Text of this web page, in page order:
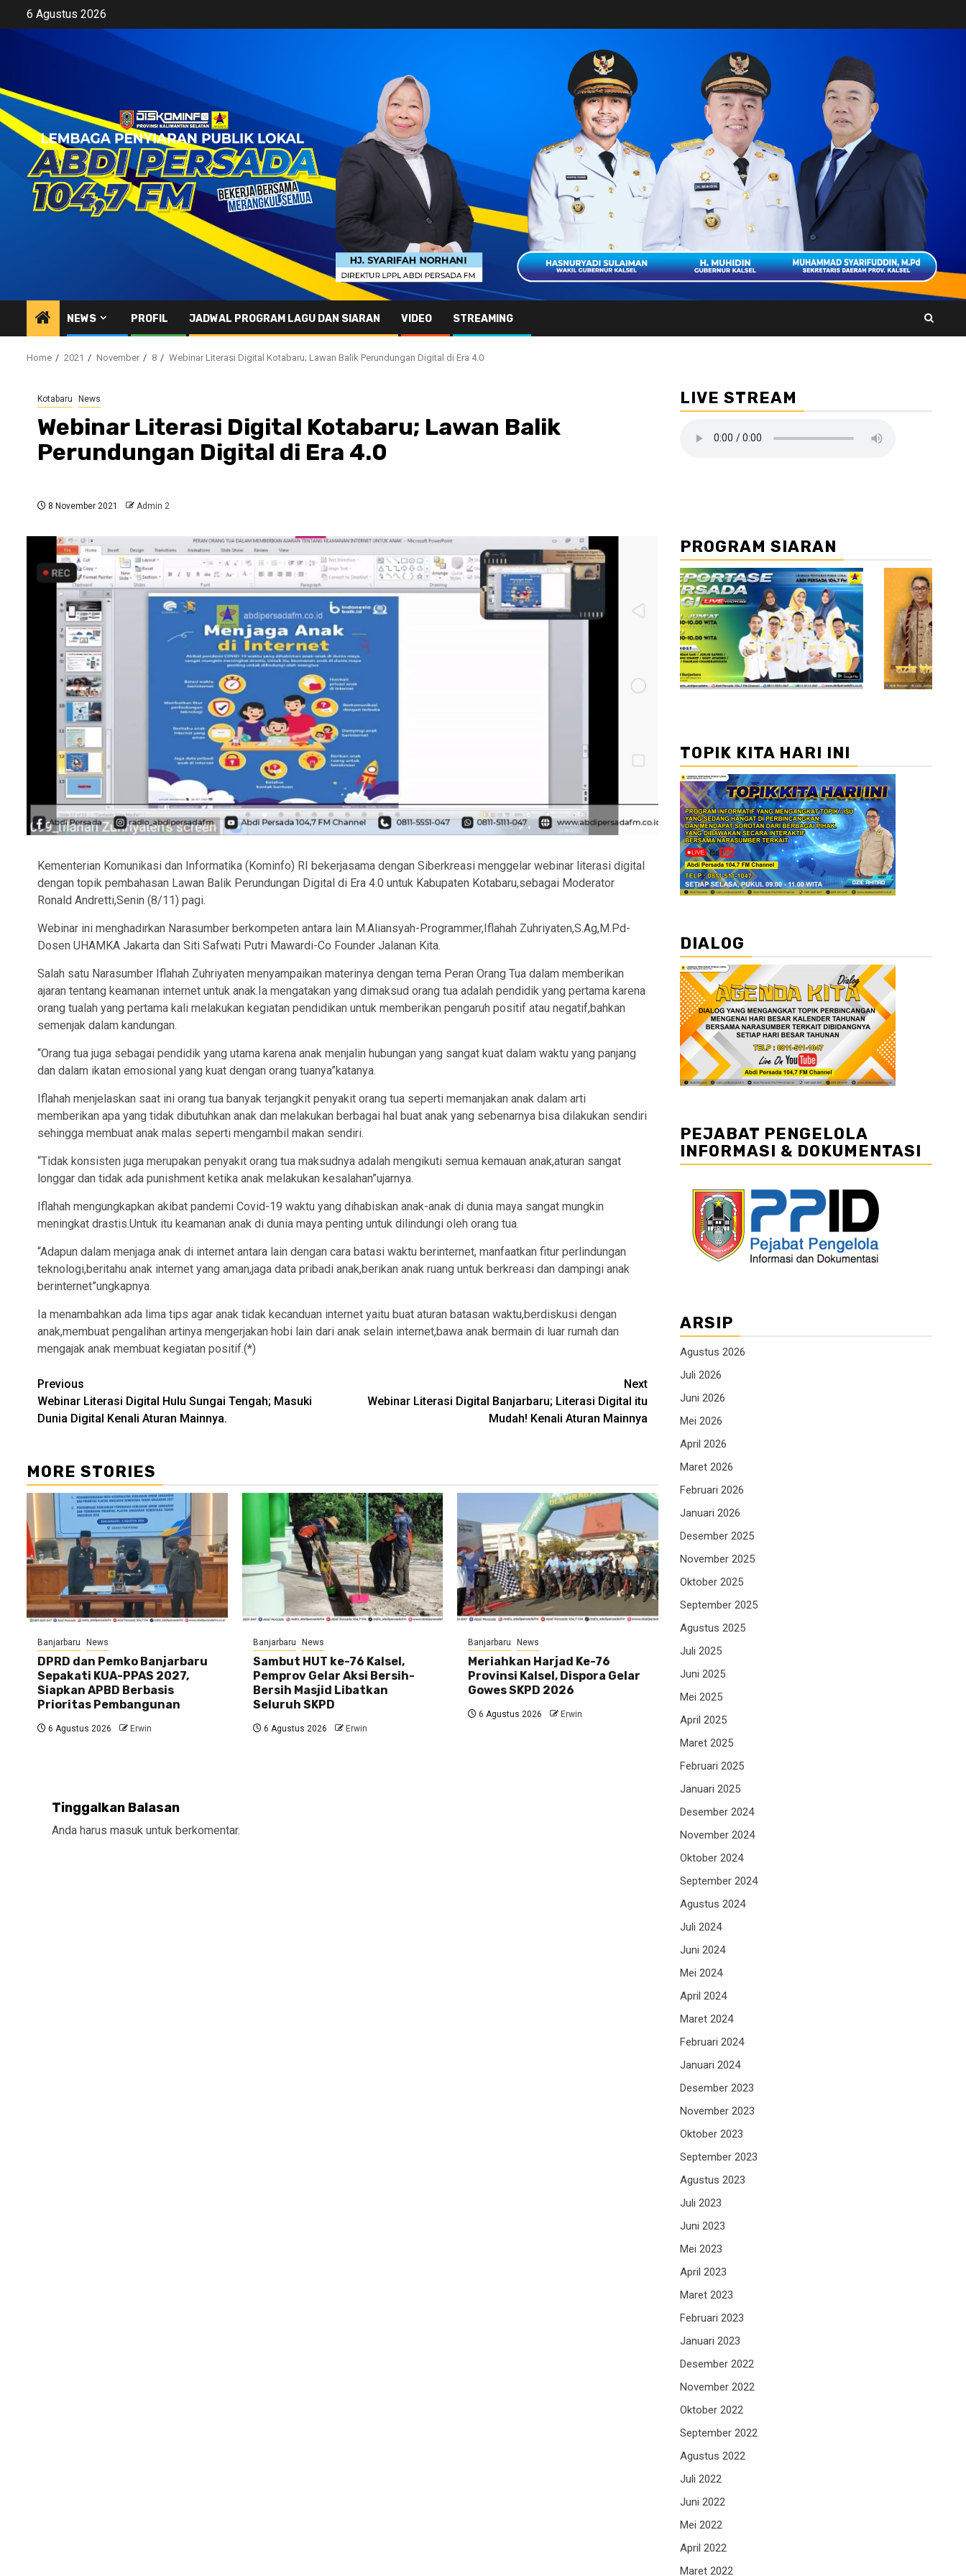
content
6 Agustus 2026
NEWS PROFIL JADWAL PROGRAM LAGU DAN SIARAN VIDEO STREAMING
Home 2021 November 8 Webinar Literasi Digital Kotabaru; Lawan Balik Perundungan Digital di Era 4.0
Kotabaru News
Webinar Literasi Digital Kotabaru; Lawan Balik
Perundungan Digital di Era 4.0
8 November 2021 Admin 2
Kementerian Komunikasi dan Informatika (Kominfo) RI bekerjasama dengan Siberkreasi menggelar webinar literasi digital
dengan topik pembahasan Lawan Balik Perundungan Digital di Era 4.0 untuk Kabupaten Kotabaru,sebagai Moderator
Ronald Andretti,Senin (8/11) pagi.
Webinar ini menghadirkan Narasumber berkompeten antara lain M.Aliansyah-Programmer,Iflahah Zuhriyaten,S.Ag,M.Pd-
Dosen UHAMKA Jakarta dan Siti Safwati Putri Mawardi-Co Founder Jalanan Kita.
Salah satu Narasumber Iflahah Zuhriyaten menyampaikan materinya dengan tema Peran Orang Tua dalam memberikan
ajaran tentang keamanan internet untuk anak.Ia mengatakan yang dimaksud orang tua adalah pendidik yang pertama karena
orang tualah yang pertama kali melakukan kegiatan pendidikan untuk memberikan pengaruh positif atau negatif,bahkan
semenjak dalam kandungan.
“Orang tua juga sebagai pendidik yang utama karena anak menjalin hubungan yang sangat kuat dalam waktu yang panjang
dan dalam ikatan emosional yang kuat dengan orang tuanya”katanya.
Iflahah menjelaskan saat ini orang tua banyak terjangkit penyakit orang tua seperti memanjakan anak dalam arti
memberikan apa yang tidak dibutuhkan anak dan melakukan berbagai hal buat anak yang sebenarnya bisa dilakukan sendiri
sehingga membuat anak malas seperti mengambil makan sendiri.
“Tidak konsisten juga merupakan penyakit orang tua maksudnya adalah mengikuti semua kemauan anak,aturan sangat
longgar dan tidak ada punishment ketika anak melakukan kesalahan”ujarnya.
Iflahah mengungkapkan akibat pandemi Covid-19 waktu yang dihabiskan anak-anak di dunia maya sangat mungkin
meningkat drastis.Untuk itu keamanan anak di dunia maya penting untuk dilindungi oleh orang tua.
“Adapun dalam menjaga anak di internet antara lain dengan cara batasi waktu berinternet, manfaatkan fitur perlindungan
teknologi,beritahu anak internet yang aman,jaga data pribadi anak,berikan anak ruang untuk berkreasi dan dampingi anak
berinternet”ungkapnya.
Ia menambahkan ada lima tips agar anak tidak kecanduan internet yaitu buat aturan batasan waktu,berdiskusi dengan
anak,membuat pengalihan artinya mengerjakan hobi lain dari anak selain internet,bawa anak bermain di luar rumah dan
mengajak anak membuat kegiatan positif.(*)
Continue
Reading
Previous
Webinar Literasi Digital Hulu Sungai Tengah; Masuki
Dunia Digital Kenali Aturan Mainnya.
Next
Webinar Literasi Digital Banjarbaru; Literasi Digital itu
Mudah! Kenali Aturan Mainnya
MORE STORIES
Banjarbaru News
DPRD dan Pemko Banjarbaru
Sepakati KUA-PPAS 2027,
Siapkan APBD Berbasis
Prioritas Pembangunan
6 Agustus 2026 Erwin
Banjarbaru News
Sambut HUT ke-76 Kalsel,
Pemprov Gelar Aksi Bersih-
Bersih Masjid Libatkan
Seluruh SKPD
6 Agustus 2026 Erwin
Banjarbaru News
Meriahkan Harjad Ke-76
Provinsi Kalsel, Dispora Gelar
Gowes SKPD 2026
6 Agustus 2026 Erwin
Tinggalkan Balasan
Anda harus masuk untuk berkomentar.
LIVE STREAM
PROGRAM SIARAN
//2
TOPIK KITA HARI INI
DIALOG
PEJABAT PENGELOLA
INFORMASI & DOKUMENTASI
ARSIP
Agustus 2026
Juli 2026
Juni 2026
Mei 2026
April 2026
Maret 2026
Februari 2026
Januari 2026
Desember 2025
November 2025
Oktober 2025
September 2025
Agustus 2025
Juli 2025
Juni 2025
Mei 2025
April 2025
Maret 2025
Februari 2025
Januari 2025
Desember 2024
November 2024
Oktober 2024
September 2024
Agustus 2024
Juli 2024
Juni 2024
Mei 2024
April 2024
Maret 2024
Februari 2024
Januari 2024
Desember 2023
November 2023
Oktober 2023
September 2023
Agustus 2023
Juli 2023
Juni 2023
Mei 2023
April 2023
Maret 2023
Februari 2023
Januari 2023
Desember 2022
November 2022
Oktober 2022
September 2022
Agustus 2022
Juli 2022
Juni 2022
Mei 2022
April 2022
Maret 2022